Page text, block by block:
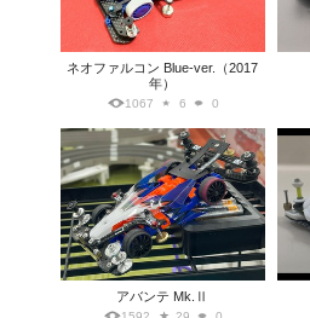
ネオファルコン Blue-ver.（2017
年）
1067 6 0
アバンテ Mk.Ⅱ